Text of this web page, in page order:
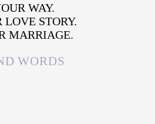
WAY.
LOVE STORY.
MARRIAGE.
WORDS